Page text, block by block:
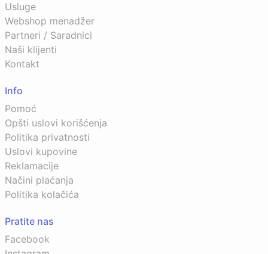
Usluge
Webshop menadžer
Partneri / Saradnici
Naši klijenti
Kontakt
Info
Pomoć
Opšti uslovi korišćenja
Politika privatnosti
Uslovi kupovine
Reklamacije
Načini plaćanja
Politika kolačića
Pratite nas
Facebook